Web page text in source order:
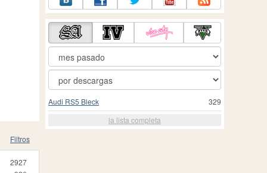
Filtros
2927
329
Audi RS5 Bleck
la lista completa